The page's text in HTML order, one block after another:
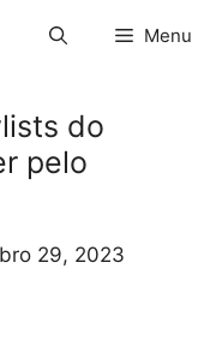
Menu
do
pelo
29, 2023